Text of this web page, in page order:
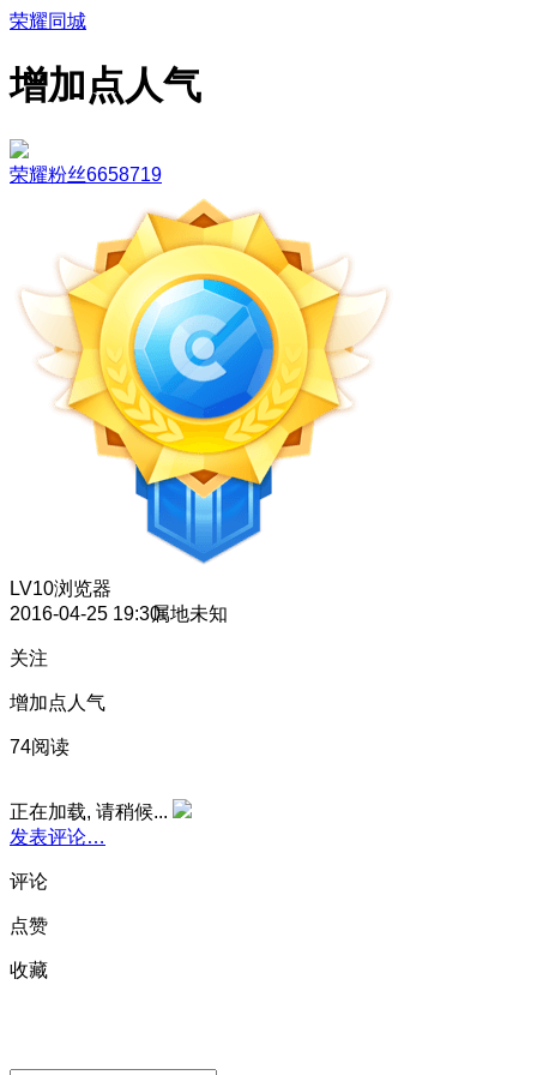
荣耀同城
增加点人气
荣耀粉丝6658719
LV10浏览器
2016-04-25 19:30属地未知
关注
增加点人气
74阅读
正在加载, 请稍候...
发表评论…
评论
点赞
收藏